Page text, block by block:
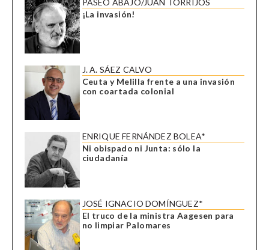
PASEO ABAJO/JUAN TORRIJOS
¡La invasión!
J. A. SÁEZ CALVO
Ceuta y Melilla frente a una invasión
con coartada colonial
ENRIQUE FERNÁNDEZ BOLEA*
Ni obispado ni Junta: sólo la
ciudadanía
JOSÉ IGNACIO DOMÍNGUEZ*
El truco de la ministra Aagesen para
no limpiar Palomares